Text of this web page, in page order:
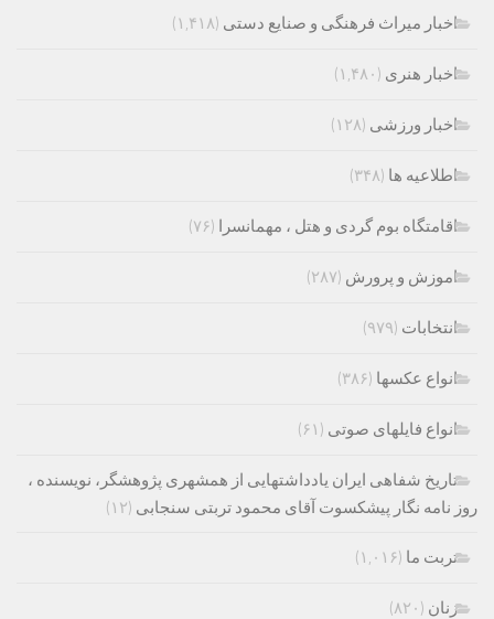
اخبار میراث فرهنگی و صنایع دستی (۱,۴۱۸)
اخبار هنری (۱,۴۸۰)
اخبار ورزشی (۱۲۸)
اطلاعیه ها (۳۴۸)
اقامتگاه بوم گردی و هتل ، مهمانسرا (۷۶)
اموزش و پرورش (۲۸۷)
انتخابات (۹۷۹)
انواع عکسها (۳۸۶)
انواع فایلهای صوتی (۶۱)
تاریخ شفاهی ایران یادداشتهایی از همشهری پژوهشگر، نویسنده ،
روز نامه نگار پیشکسوت آقای محمود تربتی سنجابی (۱۲)
تربت ما (۱,۰۱۶)
زنان (۸۲۰)